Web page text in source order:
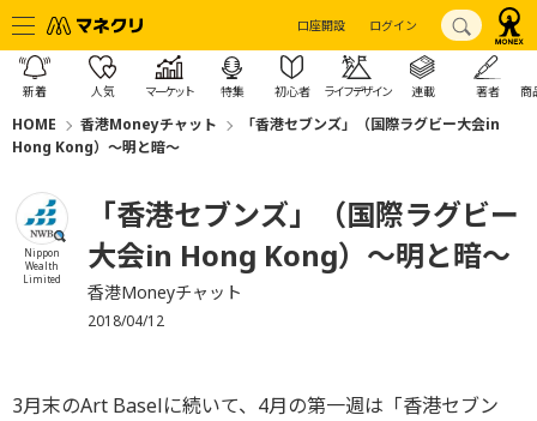
口座開設 ログイン
新着 人気 マーケット 特集 初心者 ライフデザイン 連載 著者 商
HOME 香港Moneyチャット
「香港セブンズ」（国際ラグビー大会in
Hong Kong）～明と暗～
Nippon
Wealth
Limited
「香港セブンズ」（国際ラグビー
大会in Hong Kong）～明と暗～
香港Moneyチャット
2018/04/12
3月末のArt Baselに続いて、4月の第一週は「香港セブン